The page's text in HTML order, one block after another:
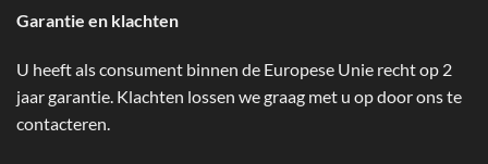
Garantie en klachten
U heeft als consument binnen de Europese Unie recht op 2
jaar garantie. Klachten lossen we graag met u op door ons te
contacteren.